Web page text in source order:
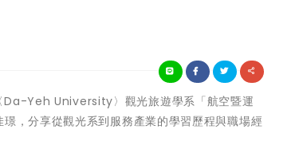
Da-Yeh University〉觀光旅遊學系「航空暨運
，分享從觀光系到服務產業的學習歷程與職場經